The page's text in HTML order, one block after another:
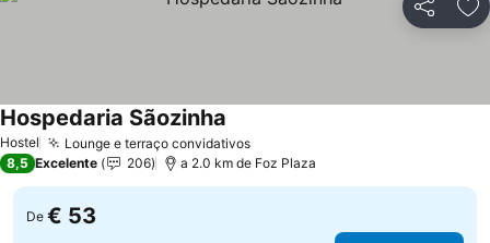
Partilhar
Hostel Lounge e terraço convidativosVer preços
Hospedaria Sãozinha
8,5 Excelente 206 a 2.0 km de Foz Plaza
De € 53